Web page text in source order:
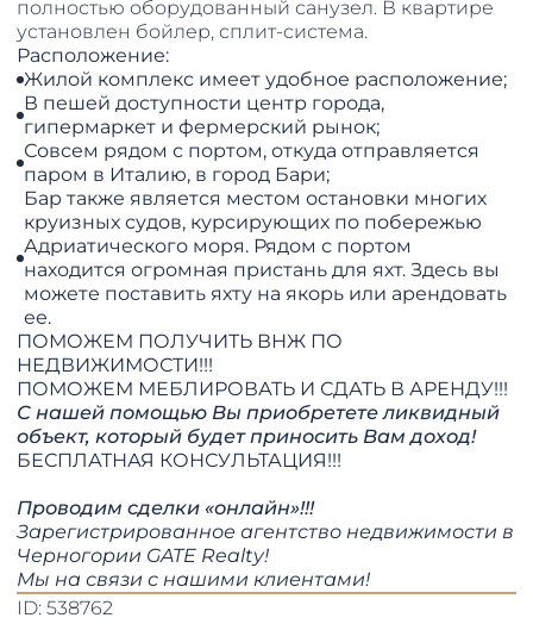
полностью оборудованный санузел. В квартире
установлен бойлер, сплит-система.
Расположение:
Жилой комплекс имеет удобное расположение;
В пешей доступности центр города,
гипермаркет и фермерский рынок;
Совсем рядом с портом, откуда отправляется
паром в Италию, в город Бари;
Бар также является местом остановки многих
круизных судов, курсирующих по побережью
Адриатического моря. Рядом с портом
находится огромная пристань для яхт. Здесь вы
можете поставить яхту на якорь или арендовать
ее.
ПОМОЖЕМ ПОЛУЧИТЬ ВНЖ ПО
НЕДВИЖИМОСТИ!!!
​​​​​​​ПОМОЖЕМ МЕБЛИРОВАТЬ И СДАТЬ В АРЕНДУ!!!
С нашей помощью Вы приобретете ликвидный
объект, который будет приносить Вам доход!
БЕСПЛАТНАЯ КОНСУЛЬТАЦИЯ!!!
Проводим сделки «онлайн»!!!
Зарегистрированное агентство недвижимости в
Черногории GATE Realty!
​​​​​​​Мы на связи с нашими клиентами!​​​​​​​​​​​​​​
ID: 538762